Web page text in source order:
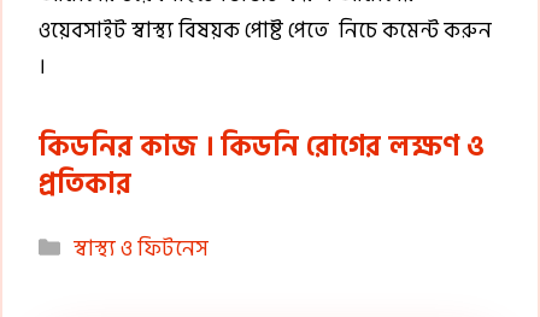
ওয়েবসাইট স্বাস্থ্য বিষয়ক পোষ্ট পেতে নিচে কমেন্ট করুন
।
কিডনির কাজ । কিডনি রোগের লক্ষণ ও
প্রতিকার
Categories
স্বাস্থ্য ও ফিটনেস